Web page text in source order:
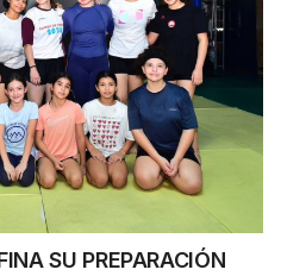
SU PREPARACIÓN